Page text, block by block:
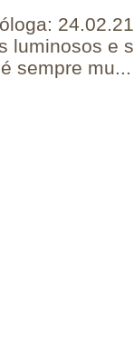
luminosos e
sempre mu...